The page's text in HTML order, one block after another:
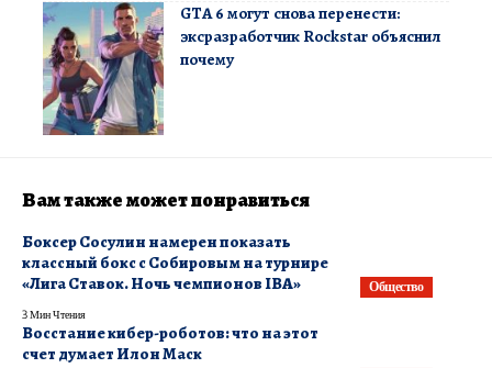
GTA 6 могут снова перенести:
эксразработчик Rockstar объяснил
почему
Вам также может понравиться
Общество
Боксер Сосулин намерен показать
классный бокс с Собировым на турнире
«Лига Ставок. Ночь чемпионов IBA»
3 Мин Чтения
Восстание кибер-роботов: что на этот
счет думает Илон Маск